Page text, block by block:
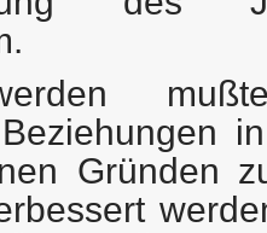
werden
Gründen